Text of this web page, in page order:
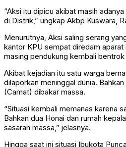
“Aksi itu dipicu akibat masih
di Distrik,” ungkap Akbp Kuswara,
Menurutnya, Aksi saling serang
kantor KPU sempat diredam
masing pendukung kembali
Akibat kejadian itu satu warga
dilaporkan meninggal dunia.
(Camat) dibakar massa.
“Situasi kembali memanas karena
Bahkan dua Honai dan rumah
sasaran massa,” jelasnya.
Hingga saat ini situasi Ibukota